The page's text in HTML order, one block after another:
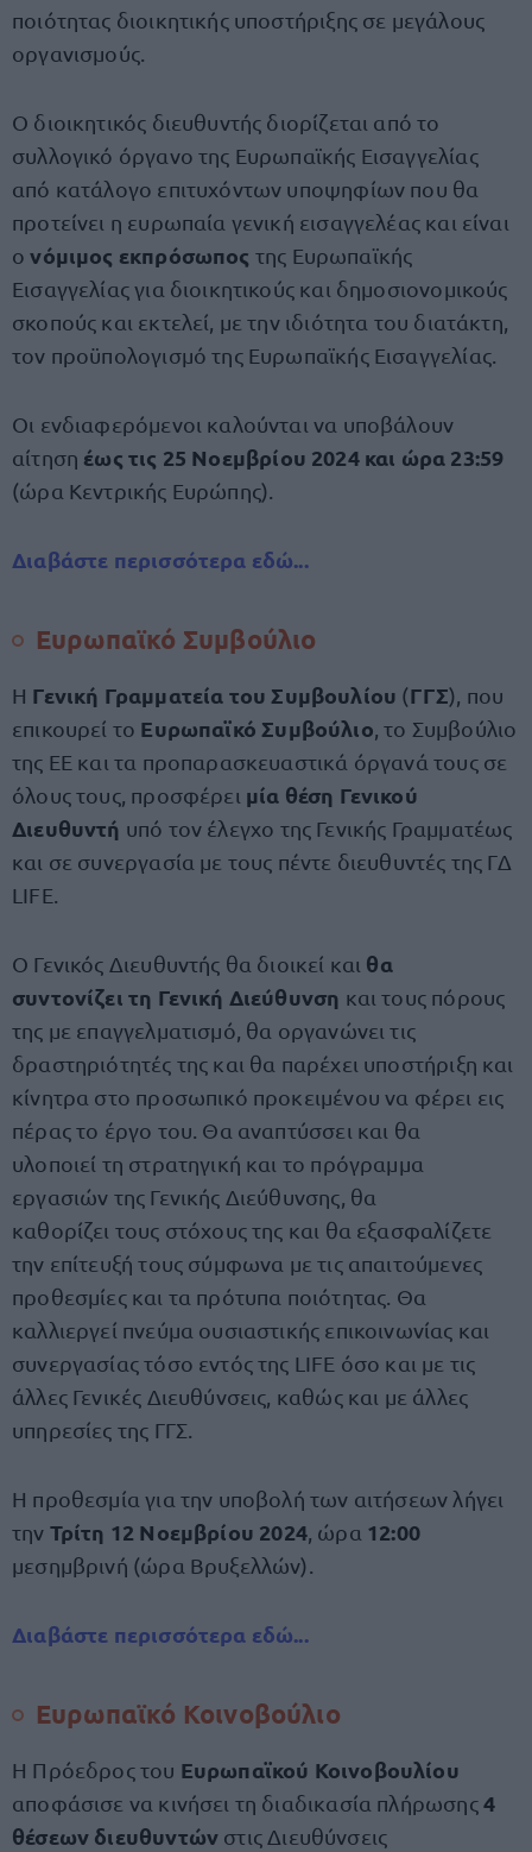
ποιότητας διοικητικής υποστήριξης σε μεγάλους
οργανισμούς.
Ο διοικητικός διευθυντής διορίζεται από το
συλλογικό όργανο της Ευρωπαϊκής Εισαγγελίας
από κατάλογο επιτυχόντων υποψηφίων που θα
προτείνει η ευρωπαία γενική εισαγγελέας και είναι
ονόμιμος εκπρόσωπος της Ευρωπαϊκής
Εισαγγελίας για διοικητικούς και δημοσιονομικούς
σκοπούς και εκτελεί, με την ιδιότητα του διατάκτη,
τον προϋπολογισμό της Ευρωπαϊκής Εισαγγελίας.
Οι ενδιαφερόμενοι καλούνται να υποβάλουν
αίτηση έως τις 25 Νοεμβρίου 2024 και ώρα 23:59
(ώρα Κεντρικής Ευρώπης).
Διαβάστε περισσότερα εδώ...
Ευρωπαϊκό Συμβούλιο
Η Γενική Γραμματεία του Συμβουλίου (ΓΓΣ), που
επικουρεί το Ευρωπαϊκό Συμβούλιο , το Συμβούλιο
της ΕΕ και τα προπαρασκευαστικά όργανά τους σε
όλους τους, προσφέρει μία θέση Γενικού
Διευθυντή υπό τον έλεγχο της Γενικής Γραμματέως
και σε συνεργασία με τους πέντε διευθυντές της ΓΔ
LIFE.
Ο Γενικός Διευθυντής θα διοικεί και θα
συντονίζει τη Γενική Διεύθυνση και τους πόρους
της με επαγγελματισμό, θα οργανώνει τις
δραστηριότητές της και θα παρέχει υποστήριξη και
κίνητρα στο προσωπικό προκειμένου να φέρει εις
πέρας το έργο του. Θα αναπτύσσει και θα
υλοποιεί τη στρατηγική και το πρόγραμμα
εργασιών της Γενικής Διεύθυνσης, θα
καθορίζει τους στόχους της και θα εξασφαλίζετε
την επίτευξή τους σύμφωνα με τις απαιτούμενες
προθεσμίες και τα πρότυπα ποιότητας. Θα
καλλιεργεί πνεύμα ουσιαστικής επικοινωνίας και
συνεργασίας τόσο εντός της LIFE όσο και με τις
άλλες Γενικές Διευθύνσεις, καθώς και με άλλες
υπηρεσίες της ΓΓΣ.
Η προθεσμία για την υποβολή των αιτήσεων λήγει
την Τρίτη 12 Νοεμβρίου 2024, ώρα 12:00
μεσημβρινή (ώρα Βρυξελλών).
Διαβάστε περισσότερα εδώ...
Ευρωπαϊκό Κοινοβούλιο
Η Πρόεδρος του Ευρωπαϊκού Κοινοβουλίου
αποφάσισε να κινήσει τη διαδικασία πλήρωσης4
θέσεων διευθυντών στις Διευθύνσεις